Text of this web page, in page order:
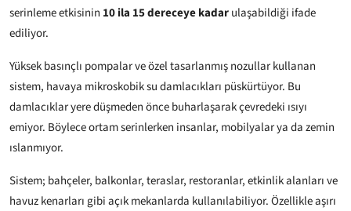
serinleme etkisinin 10 ila 15 dereceye kadarulaşabildiği ifade
ediliyor.
Yüksek basınçlı pompalar ve özel tasarlanmış nozullar kullanan
sistem, havaya mikroskobik su damlacıkları püskürtüyor. Bu
damlacıklar yere düşmeden önce buharlaşarak çevredeki ısıyı
emiyor. Böylece ortam serinlerken insanlar, mobilyalar ya da zemin
ıslanmıyor.
Sistem; bahçeler, balkonlar, teraslar, restoranlar, etkinlik alanları ve
havuz kenarları gibi açık mekanlarda kullanılabiliyor. Özellikle aşırı